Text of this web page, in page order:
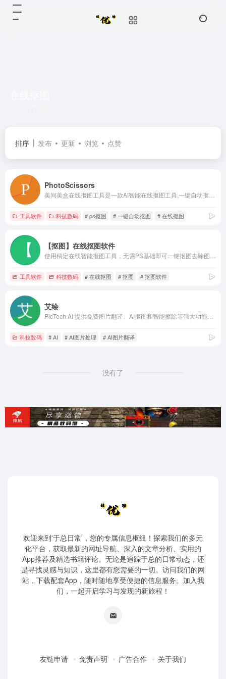
排序 发布 更新 浏览 点赞
PhotoScissors
工具软件 科技数码 # ps抠图 # 一键自动抠图 # 在线抠图
【抠图】在线抠图软件
工具软件 科技数码 # 在线抠图 # 抠图 # 抠图软件
艾绘
科技数码 # AI # AI图片处理 # AI图片翻译
没有了
欢迎来到'于总日常'，您的专属信息枢纽！探索我们的多元
化平台，获取最新的网址导航、深入的文章分析、实用的
App推荐及精选书籍评论。无论是追踪于总的日常动态，还
是寻找灵感与知识，这里都有您需要的一切。访问我们的网
站，下载配套App，随时随地享受便捷的信息服务。加入我
们，一起开启学习与发现的新旅程！
友链申请 免责声明 广告合作 关于我们